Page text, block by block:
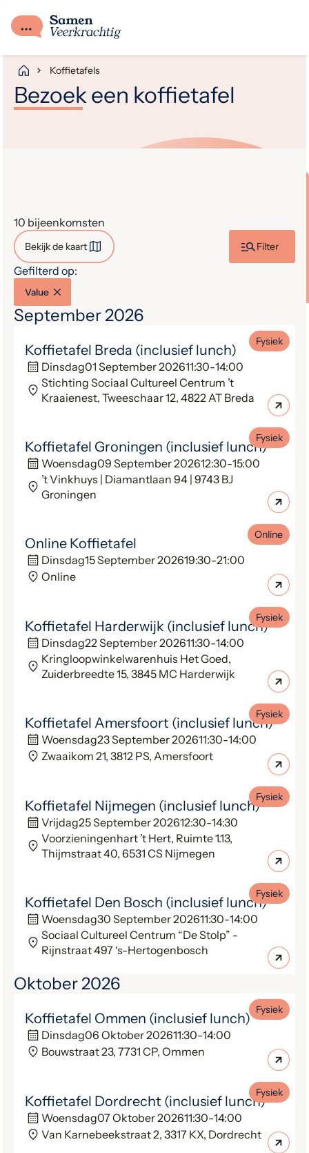
Koffietafels
Bezoek een koffietafel
10 bijeenkomsten
Bekijk de kaart Filter
Gefilterd op:
Value
September 2026
Koffietafel Breda (inclusief lunch)
Dinsdag01 September 202611:30-14:00
Stichting Sociaal Cultureel Centrum ’t
Kraaienest, Tweeschaar 12, 4822 AT Breda
Fysiek
Koffietafel Groningen (inclusief lunch)
Woensdag09 September 202612:30-15:00
’t Vinkhuys | Diamantlaan 94 | 9743 BJ
Groningen
Fysiek
Online Koffietafel
Dinsdag15 September 202619:30-21:00
Online
Online
Koffietafel Harderwijk (inclusief lunch)
Dinsdag22 September 202611:30-14:00
Kringloopwinkelwarenhuis Het Goed,
Zuiderbreedte 15, 3845 MC Harderwijk
Fysiek
Koffietafel Amersfoort (inclusief lunch)
Woensdag23 September 202611:30-14:00
Zwaaikom 21, 3812 PS, Amersfoort
Fysiek
Koffietafel Nijmegen (inclusief lunch)
Vrijdag25 September 202612:30-14:30
Voorzieningenhart ’t Hert, Ruimte 1.13,
Thijmstraat 40, 6531 CS Nijmegen
Fysiek
Koffietafel Den Bosch (inclusief lunch)
Woensdag30 September 202611:30-14:00
Sociaal Cultureel Centrum “De Stolp” -
Rijnstraat 497 ‘s-Hertogenbosch
Fysiek
Oktober 2026
Koffietafel Ommen (inclusief lunch)
Dinsdag06 Oktober 202611:30-14:00
Bouwstraat 23, 7731 CP, Ommen
Fysiek
Koffietafel Dordrecht (inclusief lunch)
Woensdag07 Oktober 202611:30-14:00
Van Karnebeekstraat 2, 3317 KX, Dordrecht
Fysiek